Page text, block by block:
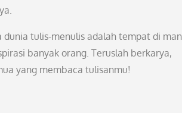
tulis-menulis adalah tempat di
banyak orang. Teruslah berkarya,
yang membaca tulisanmu!